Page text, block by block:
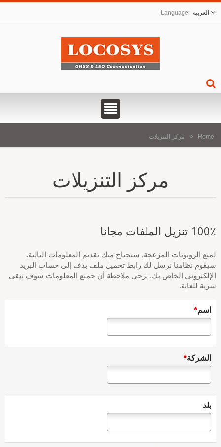
العربية
Home مركز التنزيلات
مركز التنزيلات
100٪ تنزيل الملفات مجانا
لمنع الروبوتات المزعجة, سنحتاج منك تقديم المعلومات التالية.
سيقوم نظامنا نرسل لك رابط تحميل ملف بدف إلى حساب البريد
الإلكتروني الخاص بك. يرجى ملاحظة أن جميع المعلومات سوف تبقى
سرية للغاية.
اسم*
الشركة*
بلد